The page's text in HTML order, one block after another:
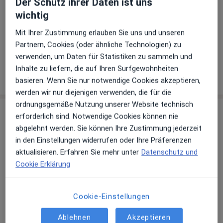
Telefonnummer
06322 95...Telefonnummer anzeigen
06322 95...Telefonnummer anzeigen
Mehr Details anzeigen
über die Adresse
Erfahrungen
Bewerten
Jede einzelne Bewertungen ist wichtig. Wir
wichtig
Mit Ihrer Zustimmung erlauben Sie uns und unseren
Partnern, Cookies (oder ähnliche Technologien) zu
verwenden, um Daten für Statistiken zu sammeln und
Inhalte zu liefern, die auf Ihren Surfgewohnheiten
basieren. Wenn Sie nur notwendige Cookies akzeptieren,
werden wir nur diejenigen verwenden, die für die
ordnungsgemäße Nutzung unserer Website technisch
erforderlich sind. Notwendige Cookies können nie
abgelehnt werden. Sie können Ihre Zustimmung jederzeit
in den Einstellungen widerrufen oder Ihre Präferenzen
aktualisieren. Erfahren Sie mehr unter Datenschutz und
Cookie Erklärung
Cookie-Einstellungen
Ablehnen Akzeptieren